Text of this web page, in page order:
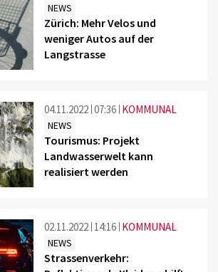
NEWS
Zürich: Mehr Velos und
weniger Autos auf der
Langstrasse
04.11.2022 07:36 KOMMUNAL
NEWS
Tourismus: Projekt
Landwasserwelt kann
realisiert werden
02.11.2022 14:16 KOMMUNAL
NEWS
Strassenverkehr: